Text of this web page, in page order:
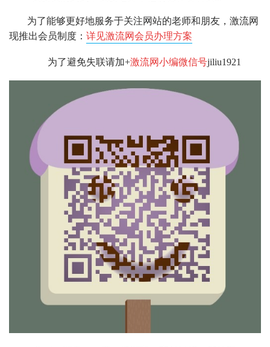
为了能够更好地服务于关注网站的老师和朋友，激流网
现推出会员制度： 详见激流网会员办理方案
为了避免失联请加+激流网小编微信号jiliu1921